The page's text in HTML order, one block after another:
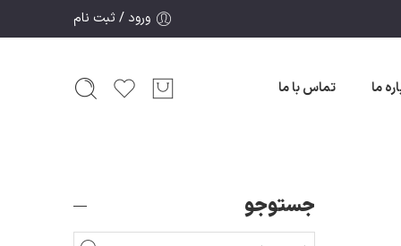
ورود / ثبت نام
ما تماس با ما
جستوجو